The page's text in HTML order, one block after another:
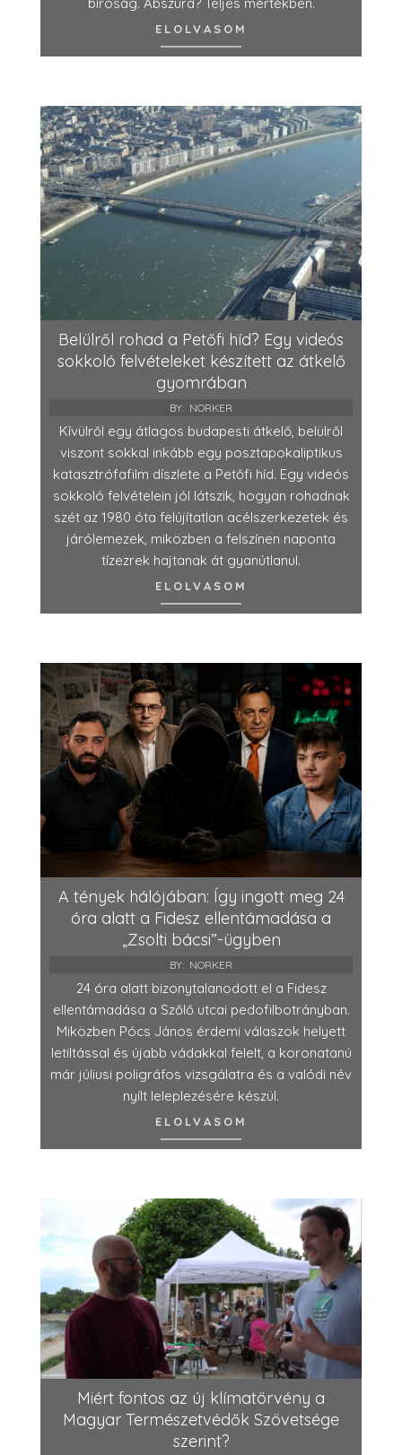
ELOLVASOM
Belülről rohad a Petőfi híd? Egy videós
sokkoló felvételeket készített az átkelő
gyomrában
BY: NORKER
Kívülről egy átlagos budapesti átkelő, belülről
viszont sokkal inkább egy posztapokaliptikus
katasztrófafilm díszlete a Petőfi híd. Egy videós
sokkoló felvételein jól látszik, hogyan rohadnak
szét az 1980 óta felújítatlan acélszerkezetek és
járólemezek, miközben a felszínen naponta
tízezrek hajtanak át gyanútlanul.
ELOLVASOM
A tények hálójában: Így ingott meg 24
óra alatt a Fidesz ellentámadása a
„Zsolti bácsi”-ügyben
BY: NORKER
24 óra alatt bizonytalanodott el a Fidesz
ellentámadása a Szőlő utcai pedofilbotrányban.
Miközben Pócs János érdemi válaszok helyett
letiltással és újabb vádakkal felelt, a koronatanú
már júliusi poligráfos vizsgálatra és a valódi név
nyílt leleplezésére készül.
ELOLVASOM
Miért fontos az új klímatörvény a
Magyar Természetvédők Szövetsége
szerint?